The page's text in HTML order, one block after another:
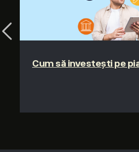
Previous
Cum să investești pe